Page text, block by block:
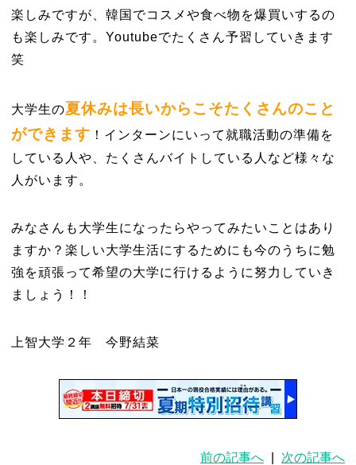
楽しみですが、韓国でコスメや食べ物を爆買いするの
も楽しみです。Youtubeでたくさん予習していきます
笑
大学生の夏休みは長いからこそたくさんのこと
ができます ！インターンにいって就職活動の準備を
している人や、たくさんバイトしている人など様々な
人がいます。
みなさんも大学生になったらやってみたいことはあり
ますか？楽しい大学生活にするためにも今のうちに勉
強を頑張って希望の大学に行けるように努力していき
ましょう！！
上智大学２年 今野結菜
前の記事へ 次の記事へ